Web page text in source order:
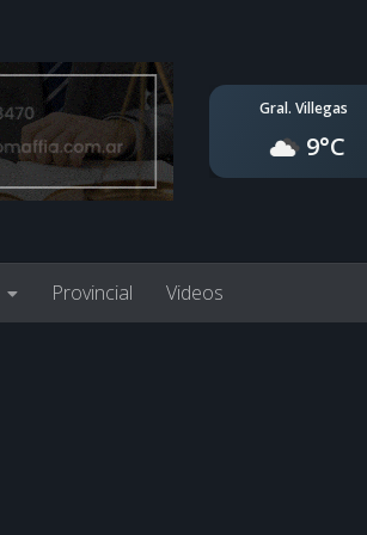
Gral. Villegas
9°C
Provincial Videos